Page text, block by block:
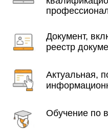
Документ,
реестр
Актуальная,
Обучение по